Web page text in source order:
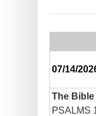
07/14/
The Bible
PSALMS